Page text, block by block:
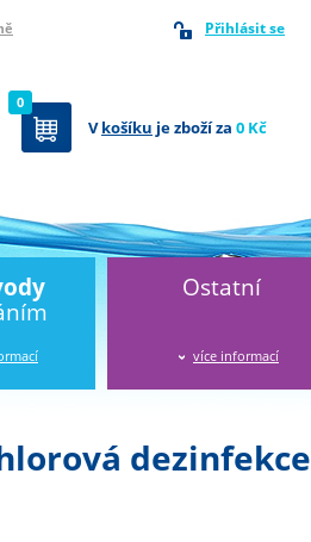
Přihlásit se
Vkošíku je zboží za 0 Kč
0
Ostatní
více informací
dezinfekce